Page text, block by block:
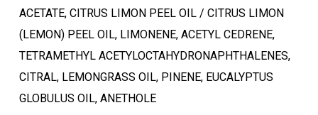
ACETATE, CITRUS LIMON PEEL OIL / CITRUS LIMON
(LEMON) PEEL OIL, LIMONENE, ACETYL CEDRENE,
TETRAMETHYL ACETYLOCTAHYDRONAPHTHALENES,
CITRAL, LEMONGRASS OIL, PINENE, EUCALYPTUS
GLOBULUS OIL, ANETHOLE